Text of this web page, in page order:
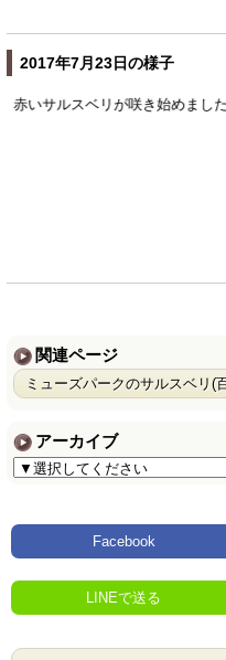
2017年7月23日の様子
赤いサルスベリが咲き始めました
関連ページ
ミューズパークのサルスベリ(
アーカイブ
Facebook
LINEで送る